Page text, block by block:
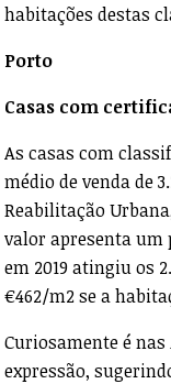
habitações destas
Porto
Casas com
As casas com
médio de venda de
Reabilitação
valor apresenta um
em 2019 atingiu os
€462/m2 se a
Curiosamente é
expressão,